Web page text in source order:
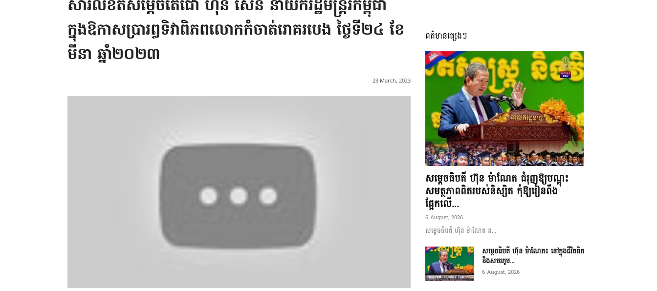
សារលិខិតសម្តេចតេជោ ហ៊ុន សែន នាយករដ្ឋមន្រ្តីរកម្ពុជា
ក្នុងឱកាសប្រារព្ធទិវាពិភពលោកកំចាត់រោគរបេង ថ្ងៃទី២៤ ខែ
មីនា ឆ្នាំ២០២៣
23 March, 2023
ពត៌មានផ្សេងៗ
សម្តេចធិបតី ហ៊ុន ម៉ាណែត ជំរុញឱ្យបណ្តុះ
សមត្ថភាពពិតរបស់និស្សិត កុំឱ្យរៀនពឹង
ផ្អែកលើ...
6 August, 2026
សម្តេចធិបតី ហ៊ុន ម៉ាណែត ន...
សម្តេចធិបតី ហ៊ុន ម៉ាណែត៖ នៅក្នុងជីវិតពិត
និងសមរភូម...
6 August, 2026